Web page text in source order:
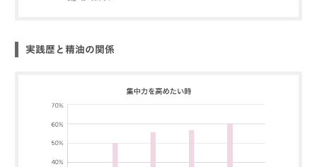
実践歴と精油の関係